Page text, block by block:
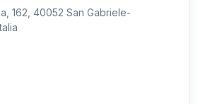
162, 40052 San Gabriele-